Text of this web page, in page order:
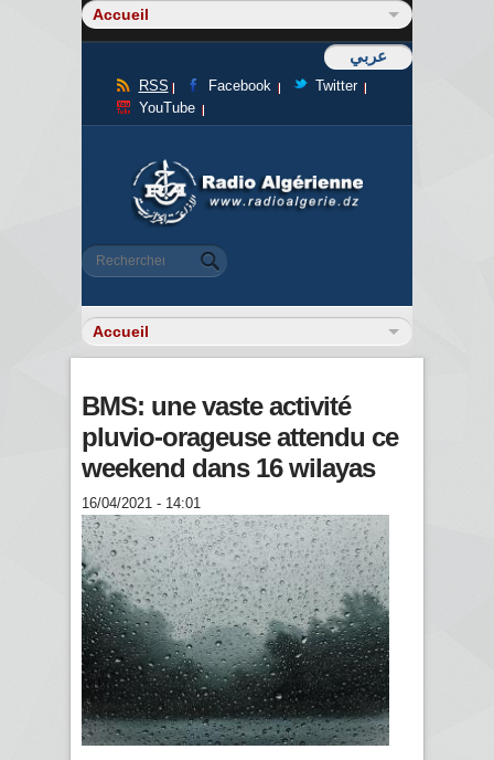
عربي
RSS Facebook
Twitter
YouTube
Formulaire de recherche
Rechercher
BMS: une vaste activité
pluvio-orageuse attendu ce
weekend dans 16 wilayas
16/04/2021 - 14:01